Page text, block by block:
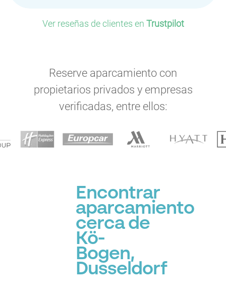
Ver reseñas de clientes en Trustpilot
Reserve aparcamiento con
propietarios privados y empresas
verificadas, entre ellos:
Encontrar
aparcamiento
cerca de
Kö-
Bogen,
Dusseldorf